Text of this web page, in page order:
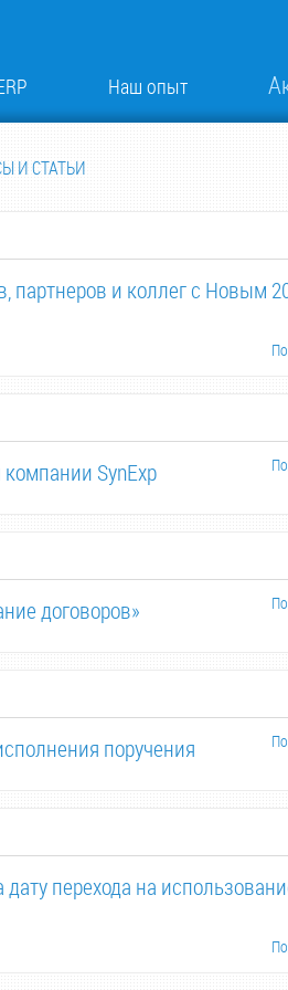
Наш опыт
И СТАТЬИ
партнеров и коллег с Новым
SynExp
договоров»
поручения
перехода на